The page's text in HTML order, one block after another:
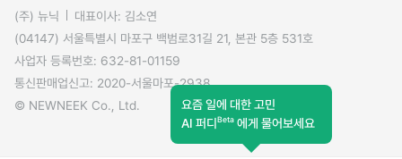
(주) 뉴닉
대표이사: 김소연
(04147) 서울특별시 마포구 백범로31길 21, 본관 5층 531호
사업자 등록번호: 632-81-01159
통신판매업신고: 2020-서울마포-2938
© NEWNEEK Co., Ltd.
요즘 일에 대한 고민
AI 퍼디Beta 에게 물어보세요